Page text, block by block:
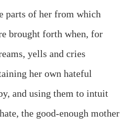
parts of her from which
brought forth when, for
yells and cries
her own hateful
and using them to intuit
the good-enough mother